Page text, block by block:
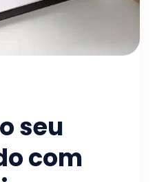
seu
com